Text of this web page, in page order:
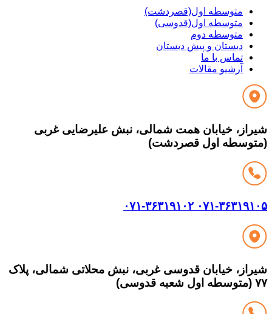
متوسطه اول(قصردشت)
متوسطه اول(قدوسی)
متوسطه دوم
دبستان و پیش دبستان
تماس با ما
آرشیو مقالات
خیابان همت شمالی، نبش علیرضایی غربی
اول قصردشت)
۳۶۳۱۹۱۰۵ ۰۷۱-۳۶۳۱۹۱۰۲
خیابان قدوسی غربی، نبش محلاتی شمالی، پلاک